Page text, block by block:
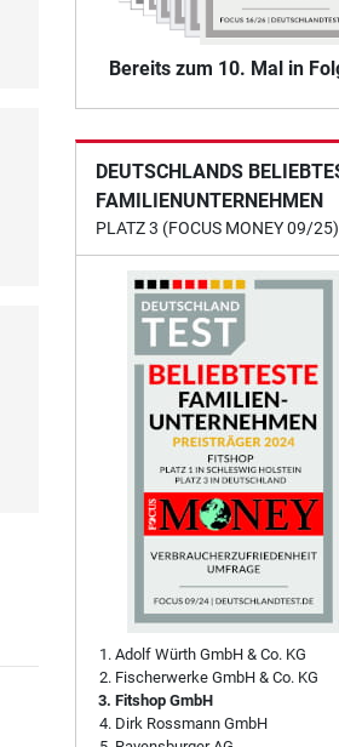
Bereits zum 10. Mal in
DEUTSCHLANDS
FAMILIENUNTERNEHMEN
PLATZ 3 (FOCUS MONEY 09/25)
Adolf Würth GmbH & Co. KG
Fischerwerke GmbH & Co. KG
Fitshop GmbH
Dirk Rossmann GmbH